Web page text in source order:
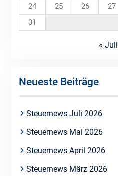
24
25 26 27
31
« Juli
Neueste Beiträge
Steuernews Juli 2026
Steuernews Mai 2026
Steuernews April 2026
Steuernews März 2026